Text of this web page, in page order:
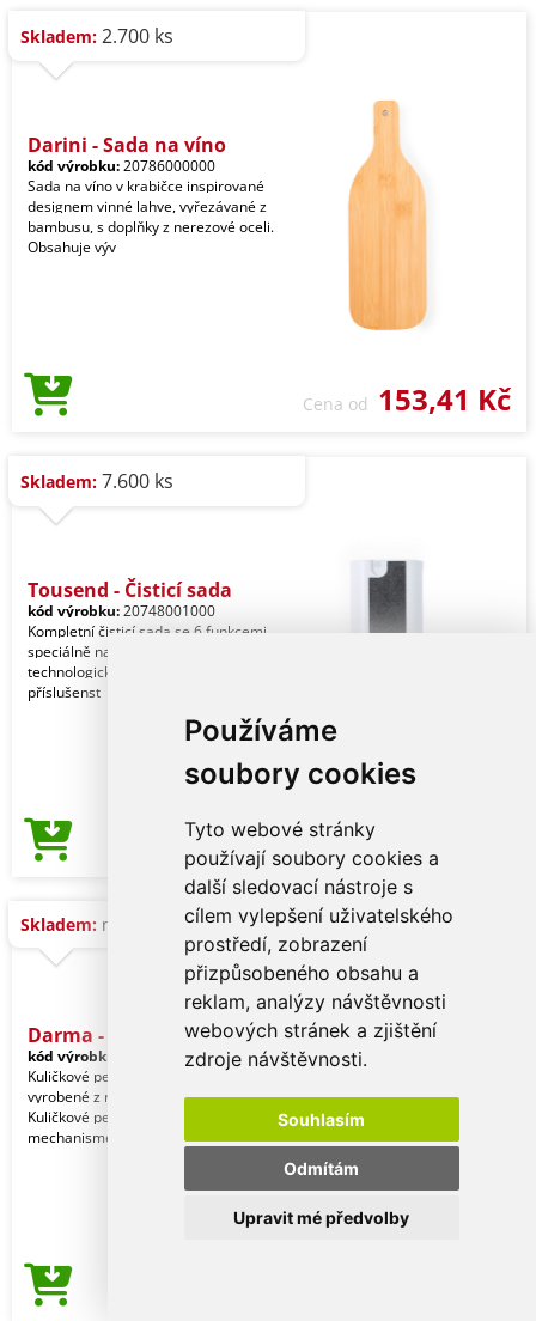
Používáme
soubory cookies
Tyto webové stránky
používají soubory cookies a
další sledovací nástroje s
cílem vylepšení uživatelského
prostředí, zobrazení
přizpůsobeného obsahu a
reklam, analýzy návštěvnosti
webových stránek a zjištění
zdroje návštěvnosti.
Souhlasím
Odmítám
Upravit mé předvolby
Skladem: 2.700 ks
Darini - Sada na víno
kód výrobku:20786000000
Sada na víno v krabičce inspirované
designem vinné lahve, vyřezávané z
bambusu, s doplňky z nerezové oceli.
Obsahuje výv
Cena od 153,41 Kč
Skladem: 7.600 ks
Tousend - Čisticí sada
kód výrobku:20748001000
Kompletní čisticí sada se 6 funkcemi,
speciálně navržená pro péči a údržbu
technologických zařízení. Veškeré
příslušenst
Cena od68,57 Kč
Skladem: na dotaz
Darma - Sada
kód výrobku:
20686000000
Kuličkové pero a roller s uzávěrem
vyrobené z recyklovaného hliníku.
Kuličkové pero s otočným
mechanismem a roller s uzá